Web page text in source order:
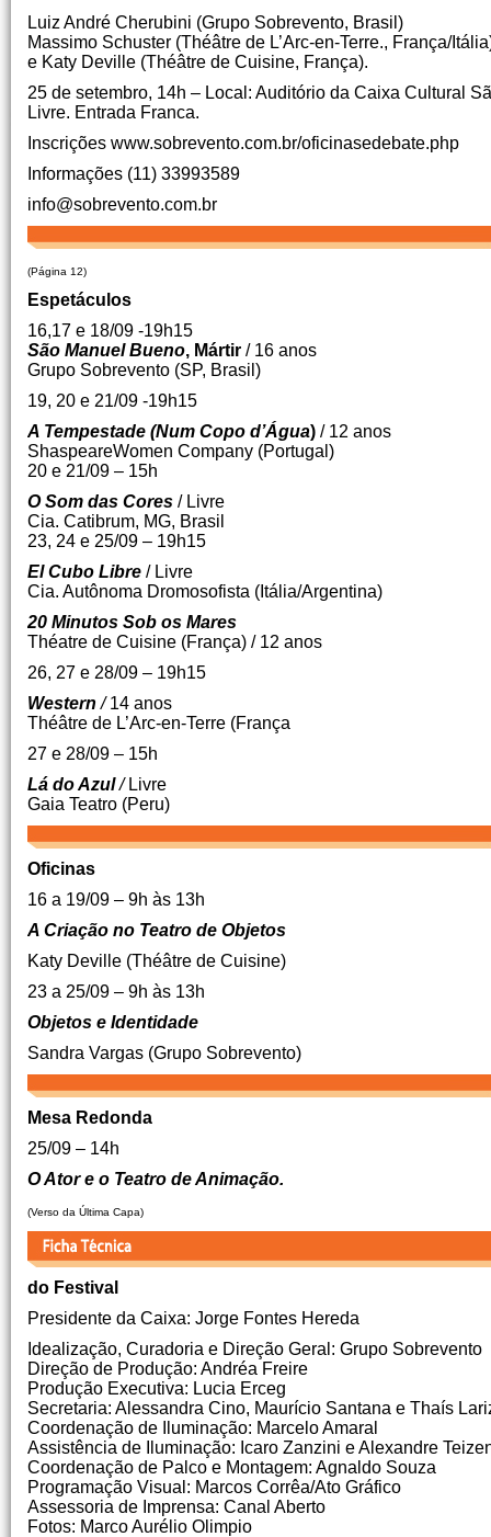
Luiz André Cherubini (Grupo Sobrevento, Brasil)
Massimo Schuster (Théâtre de L’Arc-en-Terre., França/
e Katy Deville (Théâtre de Cuisine, França).
25 de setembro, 14h – Local: Auditório da Caixa Cultural
Livre. Entrada Franca.
Inscrições www.sobrevento.com.br/oficinasedebate.php
Informações (11) 33993589
info@sobrevento.com.br
(Página 12)
Espetáculos
16,17 e 18/09 -19h15
São Manuel Bueno, Mártir / 16 anos
Grupo Sobrevento (SP, Brasil)
19, 20 e 21/09 -19h15
A Tempestade (Num Copo d’Água) / 12 anos
ShaspeareWomen Company (Portugal)
20 e 21/09 – 15h
O Som das Cores / Livre
Cia. Catibrum, MG, Brasil
23, 24 e 25/09 – 19h15
El Cubo Libre / Livre
Cia. Autônoma Dromosofista (Itália/Argentina)
20 Minutos Sob os Mares
Théatre de Cuisine (França) / 12 anos
26, 27 e 28/09 – 19h15
Western /14 anos
Théâtre de L’Arc-en-Terre (França
27 e 28/09 – 15h
Lá do Azul/Livre
Gaia Teatro (Peru)
Oficinas
16 a 19/09 – 9h às 13h
A Criação no Teatro de Objetos
Katy Deville (Théâtre de Cuisine)
23 a 25/09 – 9h às 13h
Objetos e Identidade
Sandra Vargas (Grupo Sobrevento)
Mesa Redonda
25/09 – 14h
O Ator e o Teatro de Animação.
(Verso da Última Capa)
do Festival
Presidente da Caixa: Jorge Fontes Hereda
Idealização, Curadoria e Direção Geral: Grupo Sobrevento
Direção de Produção: Andréa Freire
Produção Executiva: Lucia Erceg
Secretaria: Alessandra Cino, Maurício Santana e Thaís
Coordenação de Iluminação: Marcelo Amaral
Assistência de Iluminação: Icaro Zanzini e Alexandre
Coordenação de Palco e Montagem: Agnaldo Souza
Programação Visual: Marcos Corrêa/Ato Gráfico
Assessoria de Imprensa: Canal Aberto
Fotos: Marco Aurélio Olimpio